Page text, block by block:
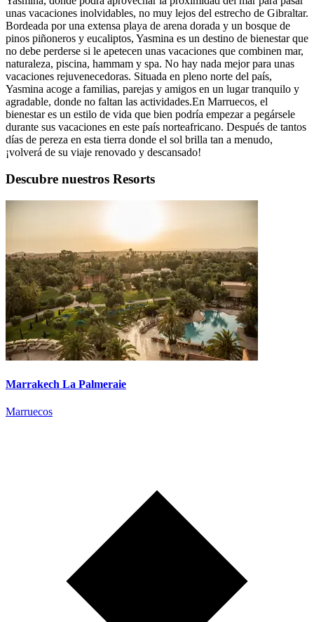
unas vacaciones inolvidables, no muy lejos del estrecho de Gibraltar.
Bordeada por una extensa playa de arena dorada y un bosque de
pinos piñoneros y eucaliptos, Yasmina es un destino de bienestar que
no debe perderse si le apetecen unas vacaciones que combinen mar,
naturaleza, piscina, hammam y spa. No hay nada mejor para unas
vacaciones rejuvenecedoras. Situada en pleno norte del país,
Yasmina acoge a familias, parejas y amigos en un lugar tranquilo y
agradable, donde no faltan las actividades.En Marruecos, el
bienestar es un estilo de vida que bien podría empezar a pegársele
durante sus vacaciones en este país norteafricano. Después de tantos
días de pereza en esta tierra donde el sol brilla tan a menudo,
¡volverá de su viaje renovado y descansado!
Descubre nuestros Resorts
Marrakech La Palmeraie
Marruecos